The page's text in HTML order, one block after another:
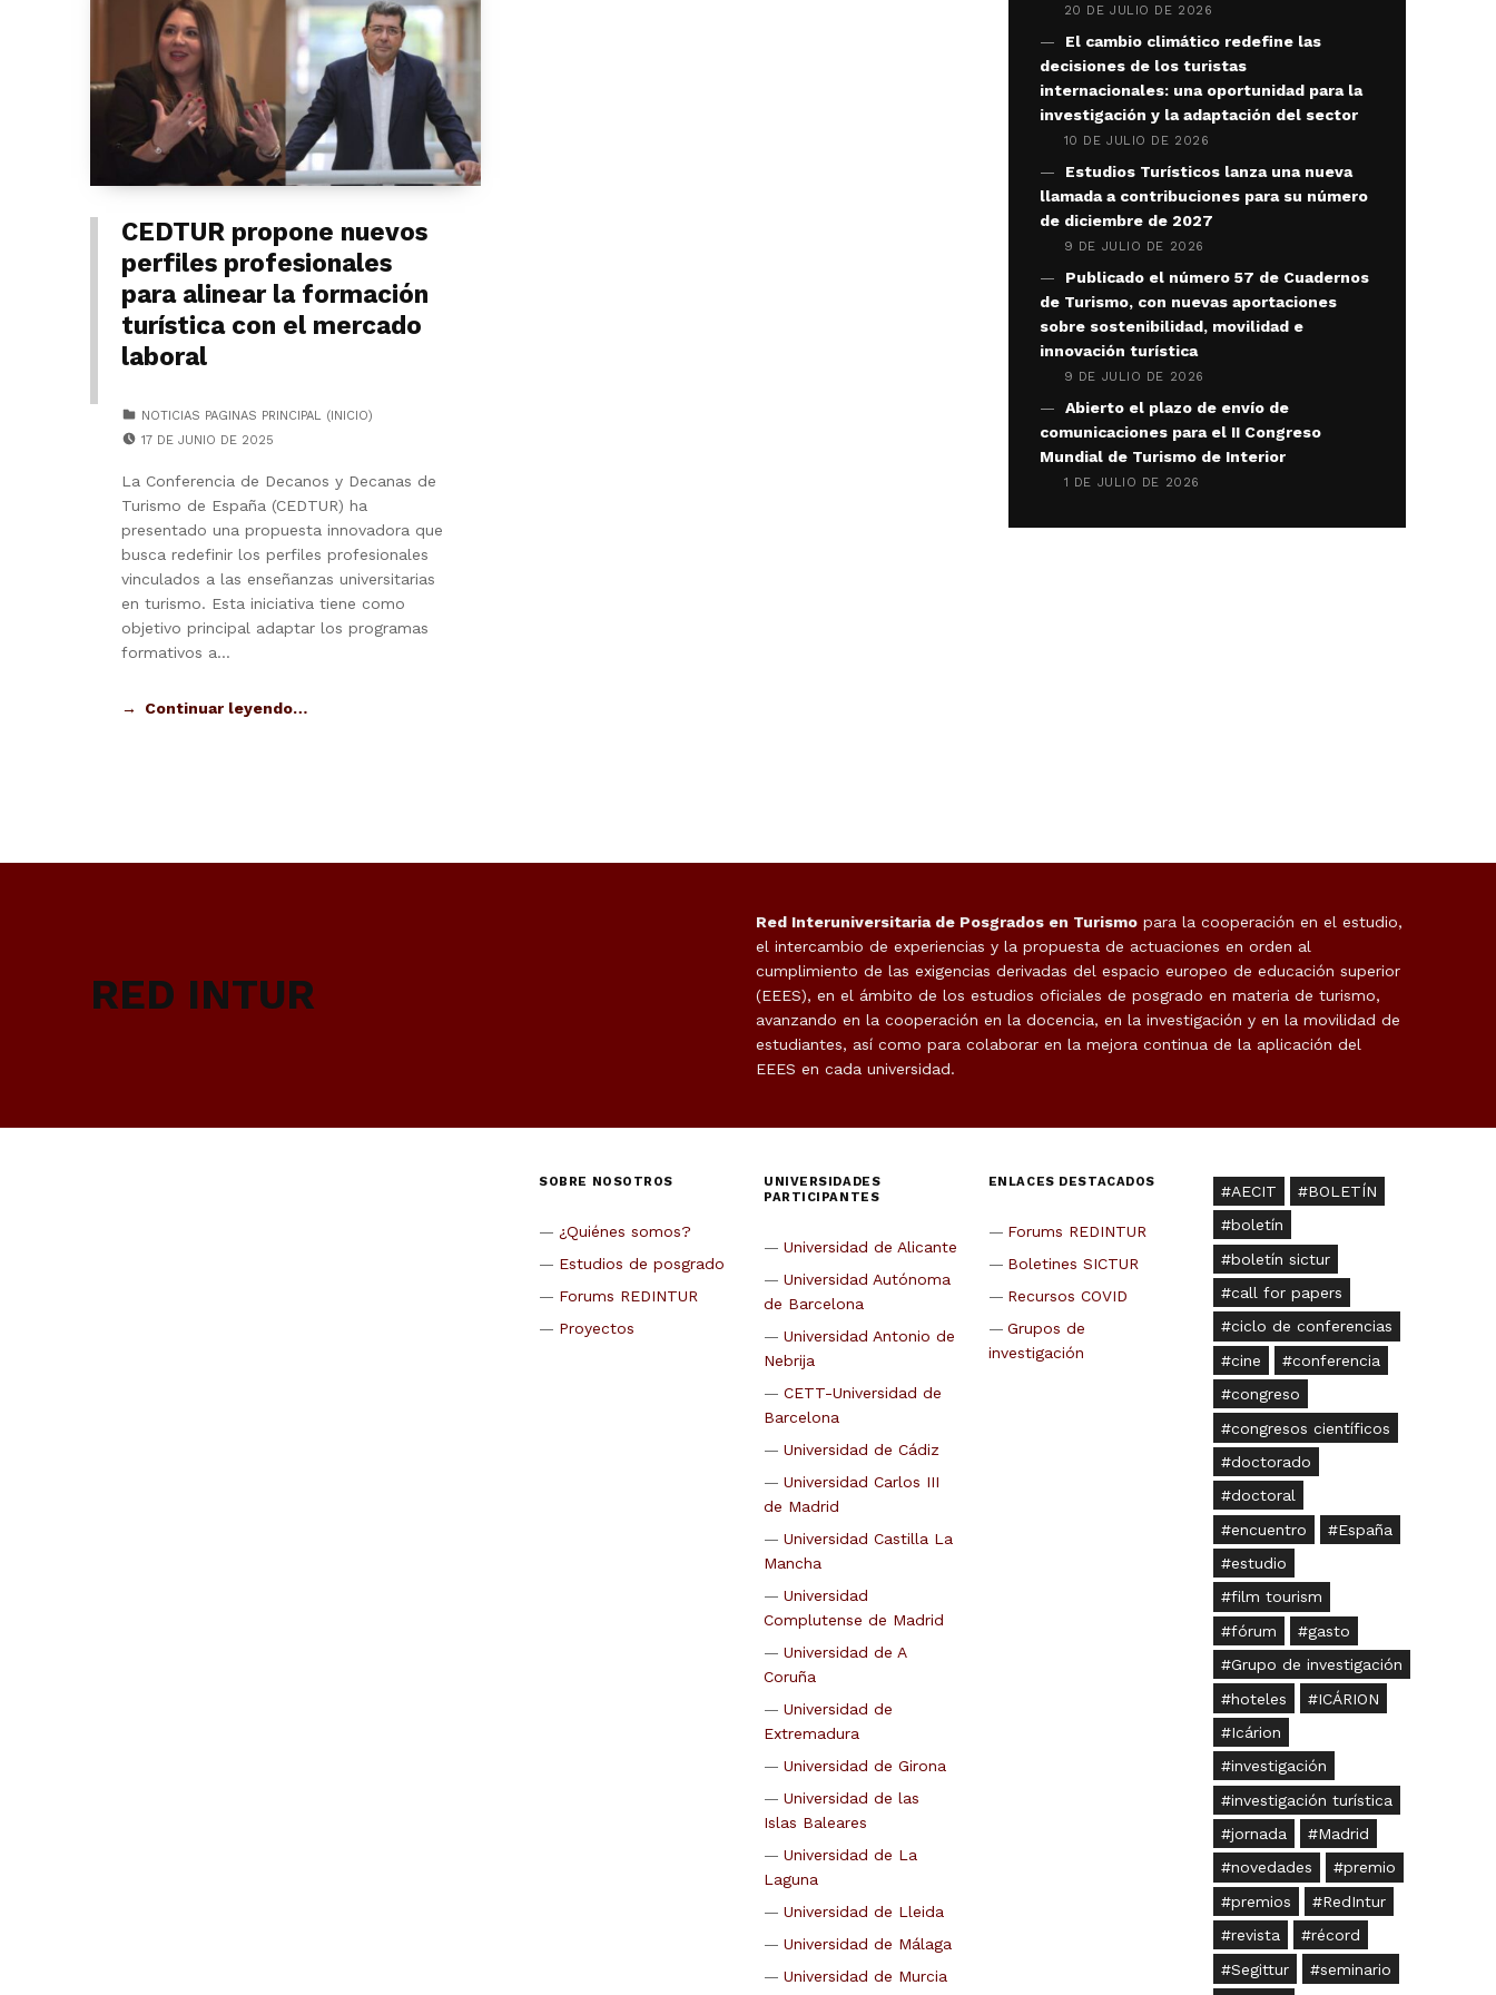
CEDTUR propone nuevos
perfiles profesionales
para alinear la formación
turística con el mercado
laboral
NOTICIAS PAGINAS PRINCIPAL (INICIO)
17 DE JUNIO DE 2025
La Conferencia de Decanos y Decanas de
Turismo de España (CEDTUR) ha
presentado una propuesta innovadora que
busca redefinir los perfiles profesionales
vinculados a las enseñanzas universitarias
en turismo. Esta iniciativa tiene como
objetivo principal adaptar los programas
formativos a…
Continuar leyendo…
20 DE JULIO DE 2026
El cambio climático redefine las
decisiones de los turistas
internacionales: una oportunidad para la
investigación y la adaptación del sector
10 DE JULIO DE 2026
Estudios Turísticos lanza una nueva
llamada a contribuciones para su número
de diciembre de 2027
9 DE JULIO DE 2026
Publicado el número 57 de Cuadernos
de Turismo, con nuevas aportaciones
sobre sostenibilidad, movilidad e
innovación turística
9 DE JULIO DE 2026
Abierto el plazo de envío de
comunicaciones para el II Congreso
Mundial de Turismo de Interior
1 DE JULIO DE 2026
RED INTUR
Red Interuniversitaria de Posgrados en Turismo para la cooperación en el estudio,
el intercambio de experiencias y la propuesta de actuaciones en orden al
cumplimiento de las exigencias derivadas del espacio europeo de educación superior
(EEES), en el ámbito de los estudios oficiales de posgrado en materia de turismo,
avanzando en la cooperación en la docencia, en la investigación y en la movilidad de
estudiantes, así como para colaborar en la mejora continua de la aplicación del
EEES en cada universidad.
SOBRE NOSOTROS
¿Quiénes somos?
Estudios de posgrado
Forums REDINTUR
Proyectos
UNIVERSIDADES
PARTICIPANTES
Universidad de Alicante
Universidad Autónoma
de Barcelona
Universidad Antonio de
Nebrija
CETT-Universidad de
Barcelona
Universidad de Cádiz
Universidad Carlos III
de Madrid
Universidad Castilla La
Mancha
Universidad
Complutense de Madrid
Universidad de A
Coruña
Universidad de
Extremadura
Universidad de Girona
Universidad de las
Islas Baleares
Universidad de La
Laguna
Universidad de Lleida
Universidad de Málaga
Universidad de Murcia
ENLACES DESTACADOS
Forums REDINTUR
Boletines SICTUR
Recursos COVID
Grupos de
investigación
AECIT
BOLETÍN
boletín
boletín sictur
call for papers
ciclo de conferencias
cine
conferencia
congreso
congresos científicos
doctorado
doctoral
encuentro
España
estudio
film tourism
fórum
gasto
Grupo de investigación
hoteles
ICÁRION
Icárion
investigación
investigación turística
jornada
Madrid
novedades
premio
premios
RedIntur
revista
récord
Segittur
seminario